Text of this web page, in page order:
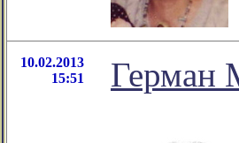
10.02.2013
15:51
Герман